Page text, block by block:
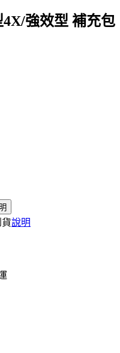
強效型 補充包
說明